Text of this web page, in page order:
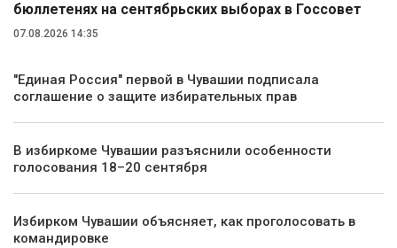
бюллетенях на сентябрьских выборах в Госсовет
07.08.2026 14:35
"Единая Россия" первой в Чувашии подписала
соглашение о защите избирательных прав
В избиркоме Чувашии разъяснили особенности
голосования 18–20 сентября
Избирком Чувашии объясняет, как проголосовать в
командировке